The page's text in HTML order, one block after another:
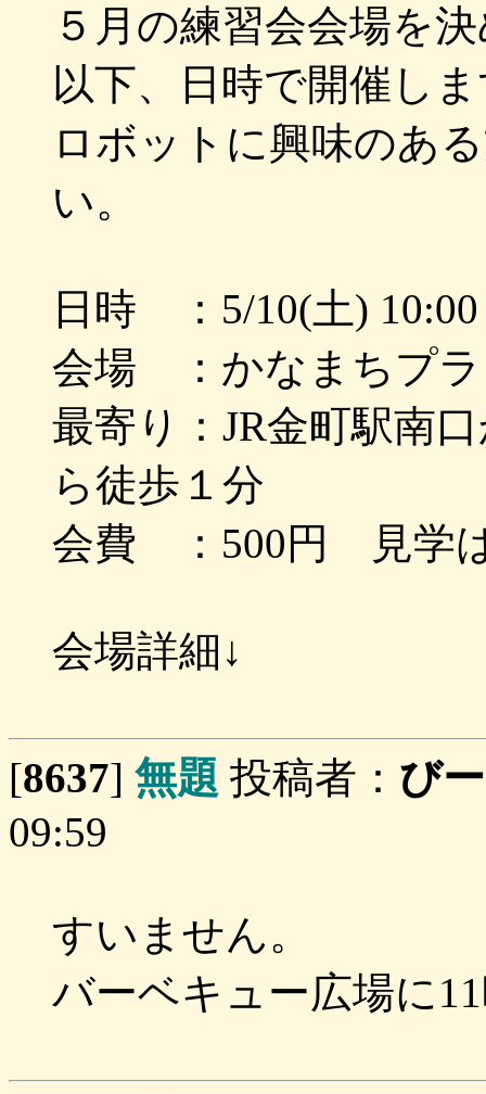
５月の練習会会場を
以下、日時で開催し
ロボットに興味のあ
い。
日時 ：5/10(土) 10:00
会場 ：かなまちプラ
最寄り：JR金町駅南
ら徒歩１分
会費 ：500円 見学
会場詳細↓
[8637] 無題 投稿者： び
09:59
すいません。
バーベキュー広場に